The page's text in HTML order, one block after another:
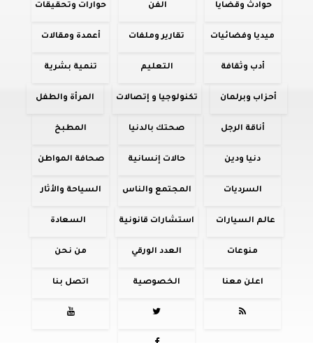
حوادث وقضايا الفن حوارات وتحقيقات
ميديا وفضائيات تقارير وملفات أعمدة ومقالات
أدب وثقافة التعليم تنمية بشرية
أحزاب وبرلمان تكنولوجيا و إتصالات المرأة والطفل
أناقة الرجل صحتك بالدنيا المطبخ
دنيا ودين حالات إنسانية صحافة المواطن
السرديات المجتمع والناس السياحة والأثار
عالم السيارات استشارات قانونية السعادة
منوعات العدد الورقي من نحن
اعلن معنا الخصوصية اتصل بنا


